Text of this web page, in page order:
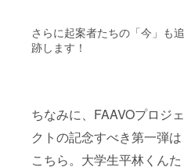
さらに起案者たちの「今」も追
跡します！
ちなみに、FAAVOプロジェ
クトの記念すべき第一弾は
こちら。大学生平林くんた